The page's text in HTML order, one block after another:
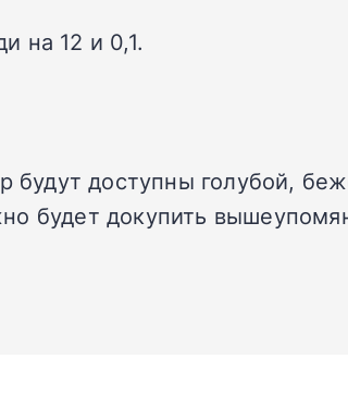
на 12 и 0,1.
будут доступны голубой,
будет докупить